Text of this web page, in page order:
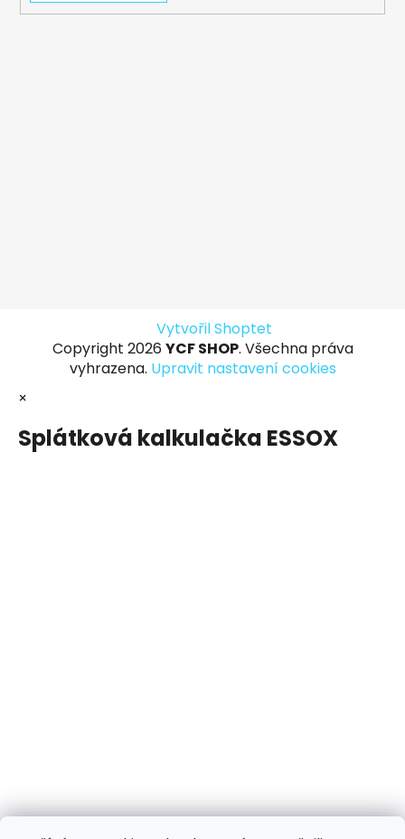
Vytvořil Shoptet
Copyright 2026 YCF SHOP. Všechna práva
vyhrazena. Upravit nastavení cookies
×
Splátková kalkulačka ESSOX